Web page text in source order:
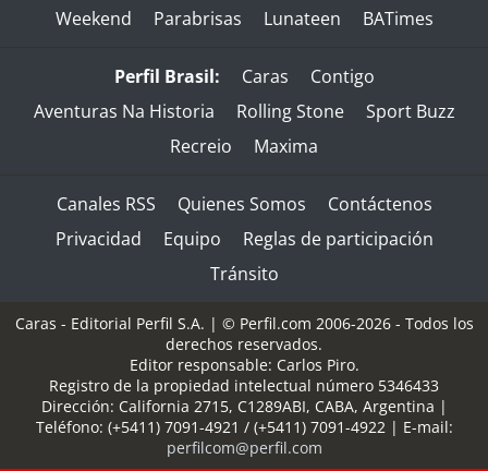
Weekend
Parabrisas Lunateen BATimes
Perfil Brasil: Caras
Contigo
Aventuras Na Historia
Rolling Stone
Sport Buzz
Recreio
Maxima
Canales RSS Quienes Somos
Contáctenos
Privacidad
Equipo
Reglas de participación
Tránsito
Caras - Editorial Perfil S.A. | © Perfil.com 2006-2026 - Todos los
derechos reservados.
Editor responsable: Carlos Piro.
Registro de la propiedad intelectual número 5346433
Dirección: California 2715, C1289ABI, CABA, Argentina |
Teléfono: (+5411) 7091-4921 / (+5411) 7091-4922| E-mail:
perfilcom@perfil.com